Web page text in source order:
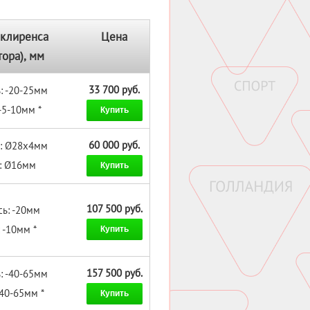
мм
Цена
-20-25мм
5-10мм *
33 700 руб.
Купить
Ø28x4мм
Ø16мм
60 000 руб.
Купить
-20мм
-10мм *
107 500 руб.
Купить
-40-65мм
65мм *
157 500 руб.
Купить